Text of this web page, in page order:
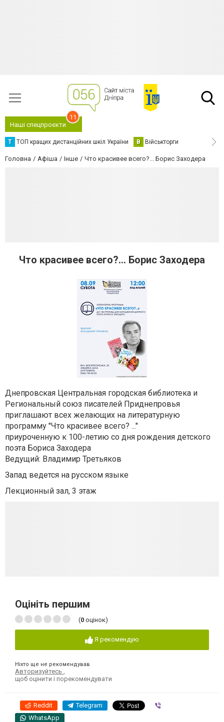
Наші спецпроєкти
11
Т ТОП кращих дистанційних шкіл України В Військторги
Головна Афіша Інше Что красивее всего?... Борис Заходера
Что красивее всего?... Борис Заходера
Днепровская Центральная городская библиотека и
Региональный союз писателей Приднепровья
приглашают всех желающих на литературную
программу "Что красивее всего? ..."
приуроченную к 100-летию со дня рождения детского
поэта Бориса Заходера
Ведущий: Владимир Третьяков
Запад ведется на русском языке
Лекционный зал, 3 этаж
Оцініть першим
(0 оцінок)
Я рекомендую
Ніхто ще не рекомендував
Авторизуйтесь
щоб оцінити і порекомендувати
Reddit Telegram
WhatsApp